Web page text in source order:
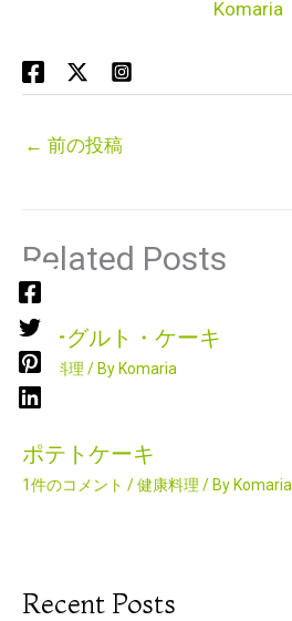
Komaria
← 前の投稿
Related Posts
ヨーグルト・ケーキ
健康料理 / By Komaria
ポテトケーキ
1件のコメント /健康料理 / By Komaria
Recent Posts